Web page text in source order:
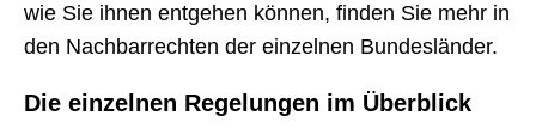
wie Sie ihnen entgehen können, finden Sie mehr in
den Nachbarrechten der einzelnen Bundesländer.
Die einzelnen Regelungen im Überblick